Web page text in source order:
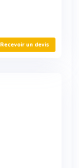
Recevoir un devis